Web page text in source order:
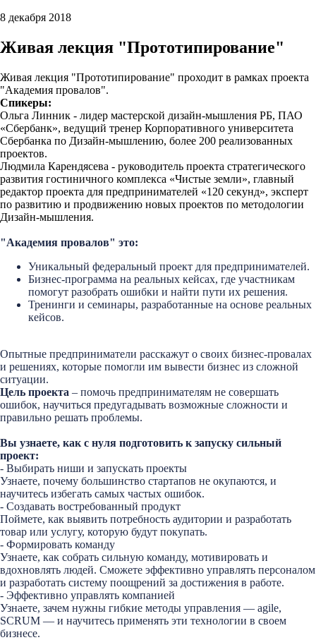
8 декабря 2018
Живая лекция "Прототипирование"
Живая лекция "Прототипирование" проходит в рамках проекта
"Академия провалов".
Спикеры:
Ольга Линник - лидер мастерской дизайн-мышления РБ, ПАО
«Сбербанк», ведущий тренер Корпоративного университета
Сбербанка по Дизайн-мышлению, более 200 реализованных
проектов.
Людмила Карендясева - руководитель проекта стратегического
развития гостиничного комплекса «Чистые земли», главный
редактор проекта для предпринимателей «120 секунд», эксперт
по развитию и продвижению новых проектов по методологии
Дизайн-мышления.
"Академия провалов" это:
Уникальный федеральный проект для предпринимателей.
Бизнес-программа на реальных кейсах, где участникам
помогут разобрать ошибки и найти пути их решения.
Тренинги и семинары, разработанные на основе реальных
кейсов.
Опытные предприниматели расскажут о своих бизнес-провалах
и решениях, которые помогли им вывести бизнес из сложной
ситуации.
Цель проекта – помочь предпринимателям не совершать
ошибок, научиться предугадывать возможные сложности и
правильно решать проблемы.
Вы узнаете, как с нуля подготовить к запуску сильный
проект:
- Выбирать ниши и запускать проекты
Узнаете, почему большинство стартапов не окупаются, и
научитесь избегать самых частых ошибок.
- Создавать востребованный продукт
Поймете, как выявить потребность аудитории и разработать
товар или услугу, которую будут покупать.
- Формировать команду
Узнаете, как собрать сильную команду, мотивировать и
вдохновлять людей. Сможете эффективно управлять персоналом
и разработать систему поощрений за достижения в работе.
- Эффективно управлять компанией
Узнаете, зачем нужны гибкие методы управления — agile,
SCRUM — и научитесь применять эти технологии в своем
бизнесе.